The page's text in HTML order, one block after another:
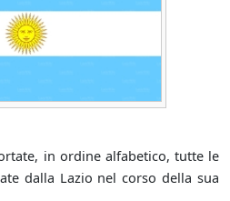
in ordine alfabetico, tutte le
dalla Lazio nel corso della sua